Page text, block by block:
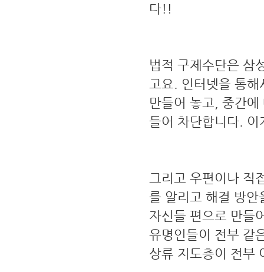
다!!
법적 구제수단은 삼
고요. 인터넷을 통
만들어 놓고, 중간
들어 차단합니다.
그리고 우편이나 직
를 알리고 해결 방
자신들 편으로 만들
유명인들이 전부 같
상류 지도층이 전부